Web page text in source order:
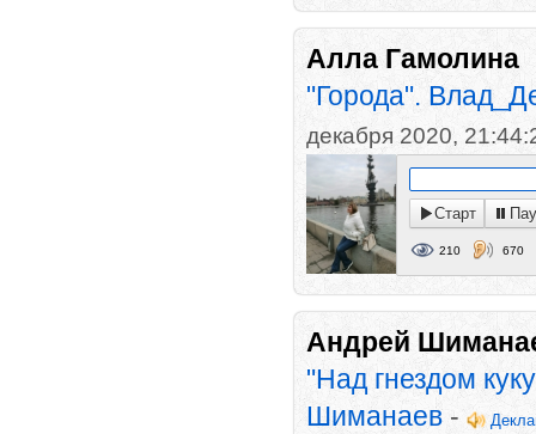
Алла Гамолина
"Города".
декабря 2020,
Старт
210 670
Андрей
"Над гнездом
Шиманаев -